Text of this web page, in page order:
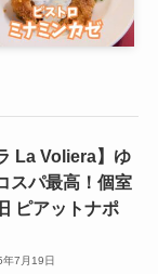
La Voliera】ゆ
スパ最高！個室
ピアットナポ
7月19日